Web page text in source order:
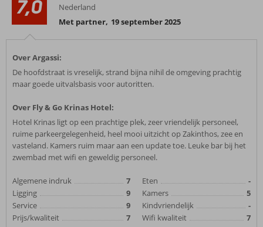
7,0
Nederland
Met partner, 19 september 2025
Over Argassi:
De hoofdstraat is vreselijk, strand bijna nihil de omgeving prachtig
maar goede uitvalsbasis voor autoritten.
Over Fly & Go Krinas Hotel:
Hotel Krinas ligt op een prachtige plek, zeer vriendelijk personeel,
ruime parkeergelegenheid, heel mooi uitzicht op Zakinthos, zee en
vasteland. Kamers ruim maar aan een update toe. Leuke bar bij het
zwembad met wifi en geweldig personeel.
Algemene indruk
7
Ligging
9
Service
9
Prijs/kwaliteit
7
Eten
-
Kamers
5
Kindvriendelijk
-
Wifi kwaliteit
7